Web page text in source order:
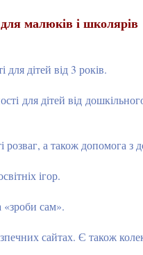
малюків і школярів
для дітей від 3 років.
для дітей від
розваг, а також допомога
ігор.
«зроби сам».
сайтах. Є також